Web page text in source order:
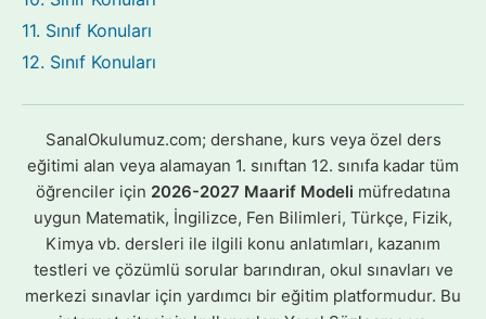
11. Sınıf Konuları
12. Sınıf Konuları
SanalOkulumuz.com; dershane, kurs veya özel ders
eğitimi alan veya alamayan 1. sınıftan 12. sınıfa kadar tüm
öğrenciler için 2026-2027 Maarif Modeli müfredatına
uygun Matematik, İngilizce, Fen Bilimleri, Türkçe, Fizik,
Kimya vb. dersleri ile ilgili konu anlatımları, kazanım
testleri ve çözümlü sorular barındıran, okul sınavları ve
merkezi sınavlar için yardımcı bir eğitim platformudur. Bu